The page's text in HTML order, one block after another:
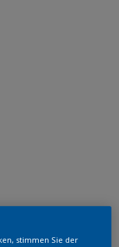
stimmen Sie der